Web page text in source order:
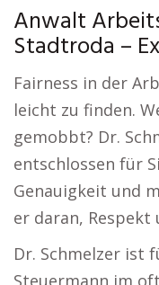
Anwalt
Stadtroda –
Fairness in der
leicht zu finden.
gemobbt? Dr.
entschlossen für
Genauigkeit und
er daran, Respekt
Dr. Schmelzer ist
Steuermann im